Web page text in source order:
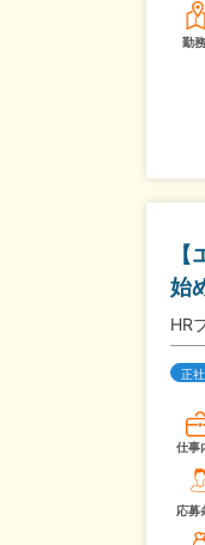
勤
始
HR
正
仕事
応募